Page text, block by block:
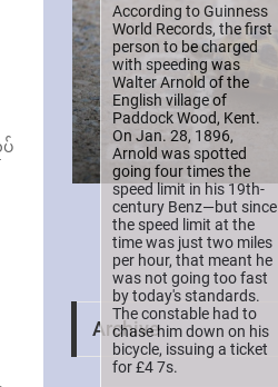
According to Guinness
World Records, the first
person to be charged
with speeding was
Walter Arnold of the
English village of
Paddock Wood, Kent.
On Jan. 28, 1896,
Arnold was spotted
going four times the
speed limit in his 19th-
century Benz—but since
the speed limit at the
time was just two miles
per hour, that meant he
was not going too fast
by today's standards.
The constable had to
chase him down on his
bicycle, issuing a ticket
for £4 7s.
Archive